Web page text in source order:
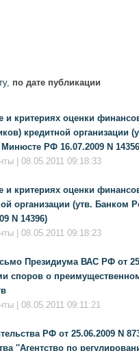
, по дате публикации
и критериях оценки
кредитной организации
РФ 16.07.2009 N
| 08.05.2011 09:18:33
и критериях оценки
организации (утв. Банком
N 14396)
| 08.05.2011 09:18:23
Президиума ВАС РФ от
споров о
| 08.05.2011 09:11:21
РФ от 25.06.2009 N
''Агентство по